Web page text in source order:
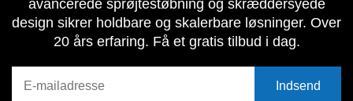
avancerede sprøjtestøbning og skræddersyede
design sikrer holdbare og skalerbare løsninger. Over
20 års erfaring. Få et gratis tilbud i dag.